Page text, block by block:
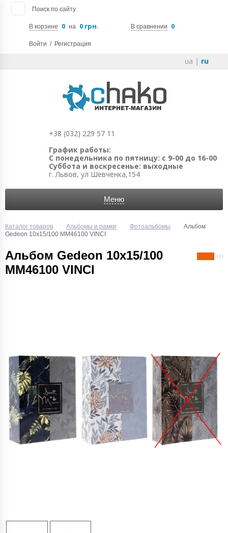
Поиск по сайту
В корзине 0 на 0 грн. В сравнении 0
Войти / Регистрация
ua | ru
+38 (032) 229 57 11
График работы:
С понедельника по пятницу: с 9-00 до 16-00
Суббота и воскресенье: выходные
г. Львов, ул Шевченка,154
Меню
Каталог товаров Альбомы и рамки Фотоальбомы
Альбом
Gedeon 10х15/100 MM46100 VINCI
Альбом Gedeon 10х15/100
MM46100 VINCI
( 1 )